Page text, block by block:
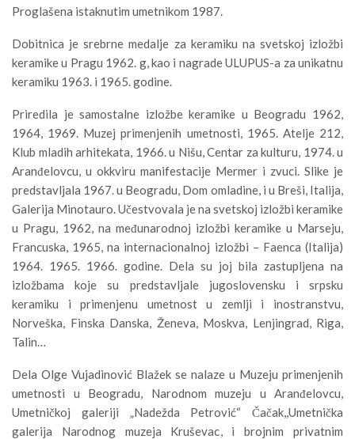
Proglašena istaknutim umetnikom 1987.
Dobitnica je srebrne medalje za keramiku na svetskoj izložbi
keramike u Pragu 1962. g, kao i nagrade ULUPUS-a za unikatnu
keramiku 1963. i 1965. godine.
Priredila je samostalne izložbe keramike u Beogradu 1962,
1964, 1969. Muzej primenjenih umetnosti, 1965. Atelje 212,
Klub mladih arhitekata, 1966. u Nišu, Centar za kulturu, 1974. u
Aranđelovcu, u okkviru manifestacije Mermer i zvuci. Slike je
predstavljala 1967. u Beogradu, Dom omladine, i u Breši, Italija,
Galerija Minotauro. Učestvovala je na svetskoj izložbi keramike
u Pragu, 1962, na međunarodnoj izložbi keramike u Marseju,
Francuska, 1965, na internacionalnoj izložbi – Faenca (Italija)
1964. 1965. 1966. godine. Dela su joj bila zastupljena na
izložbama koje su predstavljale jugoslovensku i srpsku
keramiku i primenjenu umetnost u zemlji i inostranstvu,
Norveška, Finska Danska, Ženeva, Moskva, Lenjingrad, Riga,
Talin…
Dela Olge Vujadinović Blažek se nalaze u Muzeju primenjenih
umetnosti u Beogradu, Narodnom muzeju u Aranđelovcu,
Umetničkoj galeriji „Nadežda Petrović“ Čačak,,Umetnička
galerija Narodnog muzeja Kruševac, i brojnim privatnim